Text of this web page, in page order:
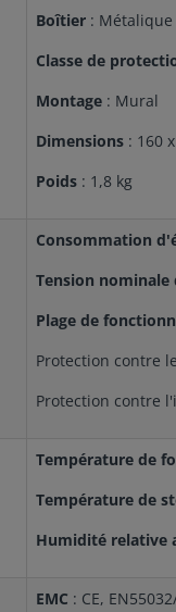
Boîtier : Métalique
Classe de
Montage : Mural
Dimensions : 160
Poids : 1,8 kg
Consommation
Tension nominale
Plage de
Protection contre
Protection contre
Température de
Température de
Humidité relative
EMC : CE,